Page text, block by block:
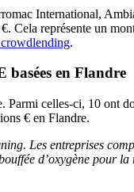
International,
représente un
.
en Flandre
celles-ci, 10 ont
€ en Flandre.
Les entreprises
d’oxygène pour